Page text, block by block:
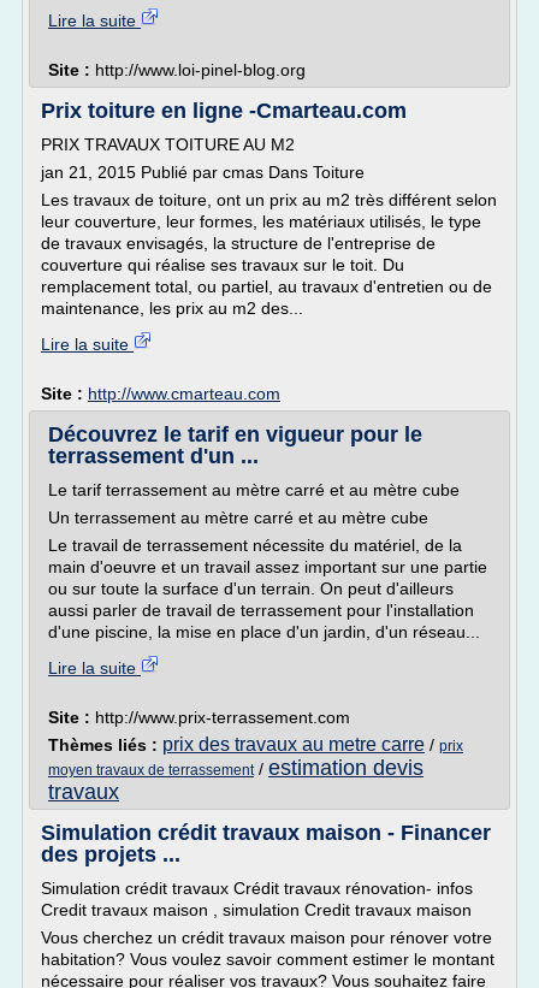
Lire la suite
Site : http://www.loi-pinel-blog.org
Prix toiture en ligne -Cmarteau.com
PRIX TRAVAUX TOITURE AU M2
jan 21, 2015 Publié par cmas Dans Toiture
Les travaux de toiture, ont un prix au m2 très différent selon
leur couverture, leur formes, les matériaux utilisés, le type
de travaux envisagés, la structure de l'entreprise de
couverture qui réalise ses travaux sur le toit. Du
remplacement total, ou partiel, au travaux d'entretien ou de
maintenance, les prix au m2 des...
Lire la suite
Site : http://www.cmarteau.com
Découvrez le tarif en vigueur pour le
terrassement d'un ...
Le tarif terrassement au mètre carré et au mètre cube
Un terrassement au mètre carré et au mètre cube
Le travail de terrassement nécessite du matériel, de la
main d'oeuvre et un travail assez important sur une partie
ou sur toute la surface d'un terrain. On peut d'ailleurs
aussi parler de travail de terrassement pour l'installation
d'une piscine, la mise en place d'un jardin, d'un réseau...
Lire la suite
Site : http://www.prix-terrassement.com
Thèmes liés : prix des travaux au metre carre / prix
moyen travaux de terrassement/ estimation devis
travaux
Simulation crédit travaux maison - Financer
des projets ...
Simulation crédit travaux Crédit travaux rénovation- infos
Credit travaux maison , simulation Credit travaux maison
Vous cherchez un crédit travaux maison pour rénover votre
habitation? Vous voulez savoir comment estimer le montant
nécessaire pour réaliser vos travaux? Vous souhaitez faire